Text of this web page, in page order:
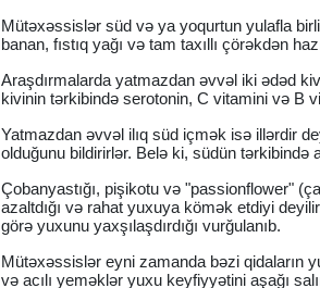
Mütəxəssislər süd və ya yoqurtun yulafla
banan, fıstıq yağı və tam taxıllı çörəkdən
Araşdırmalarda yatmazdan əvvəl iki ədəd
kivinin tərkibində serotonin, C vitamini və B
Yatmazdan əvvəl ilıq süd içmək isə illərdir
olduğunu bildirirlər. Belə ki, südün tərkibində
Çobanyastığı, pişikotu və "passionflower"
azaltdığı və rahat yuxuya kömək etdiyi
görə yuxunu yaxşılaşdırdığı vurğulanıb.
Mütəxəssislər eyni zamanda bəzi qidaların
və acılı yeməklər yuxu keyfiyyətini aşağı